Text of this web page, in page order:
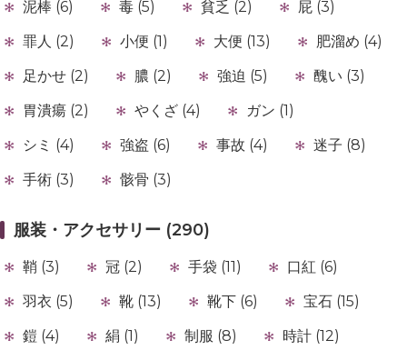
泥棒 (6)
毒 (5) 貧乏 (2)
屁 (3)
罪人 (2)
小便 (1) 大便 (13)
肥溜め (4)
足かせ (2)
膿 (2) 強迫 (5)
醜い (3)
胃潰瘍 (2)
やくざ (4)
ガン (1)
シミ (4)
強盗 (6) 事故 (4)
迷子 (8)
手術 (3)
骸骨 (3)
服装・アクセサリー (290)
鞘 (3) 冠 (2) 手袋 (11)
口紅 (6)
羽衣 (5)
靴 (13) 靴下 (6)
宝石 (15)
鎧 (4)
絹 (1) 制服 (8)
時計 (12)